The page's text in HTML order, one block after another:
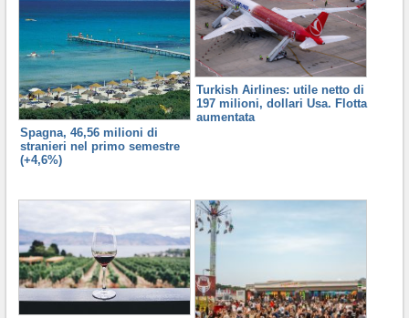
Spagna, 46,56 milioni di
stranieri nel primo semestre
(+4,6%)
Turkish Airlines: utile netto di
197 milioni, dollari Usa. Flotta
aumentata